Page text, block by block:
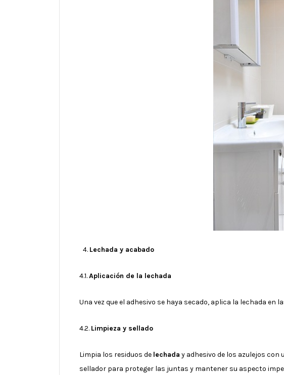
Lechada y acabado
4.1.Aplicación de la lechada
Una vez que el adhesivo se haya secado, aplica la lechada
4.2. Limpieza y sellado
Limpia los residuos de lechada y adhesivo de los azulejos con
sellador para proteger las juntas y mantener su aspecto